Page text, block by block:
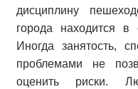
дисциплину
города находится в
Иногда занятость,
проблемами не
оценить риски.